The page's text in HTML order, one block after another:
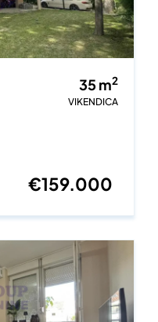
35m2
VIKENDICA
€159.000